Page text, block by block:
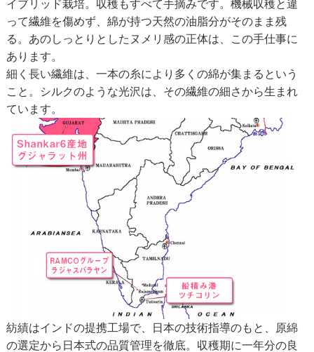
イブリッド栽培。収穫もすべて手摘みです。機械収穫と違
って繊維を傷めず、綿が持つ天然の油脂分がそのまま残
る。あのしっとりとしたヌメリ感の正体は、この手仕事に
あります。
細く長い繊維は、一本の糸により多くの綿が集まるという
こと。シルクのような光沢は、その繊維の細さから生まれ
ています。
紡績はインドの提携工場で、日本の技術指導のもと、原綿
の選定から日本式の品質管理を徹底。収穫期に一年分の良